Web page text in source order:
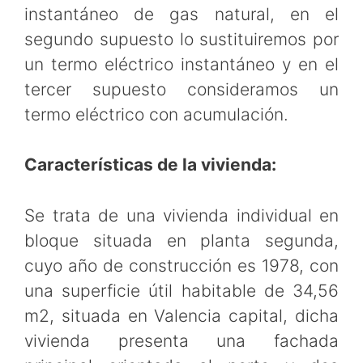
instantáneo de gas natural, en el
segundo supuesto lo sustituiremos por
un termo eléctrico instantáneo y en el
tercer supuesto consideramos un
termo eléctrico con acumulación.
Características de la vivienda:
Se trata de una vivienda individual en
bloque situada en planta segunda,
cuyo año de construcción es 1978, con
una superficie útil habitable de 34,56
m2, situada en Valencia capital, dicha
vivienda presenta una fachada